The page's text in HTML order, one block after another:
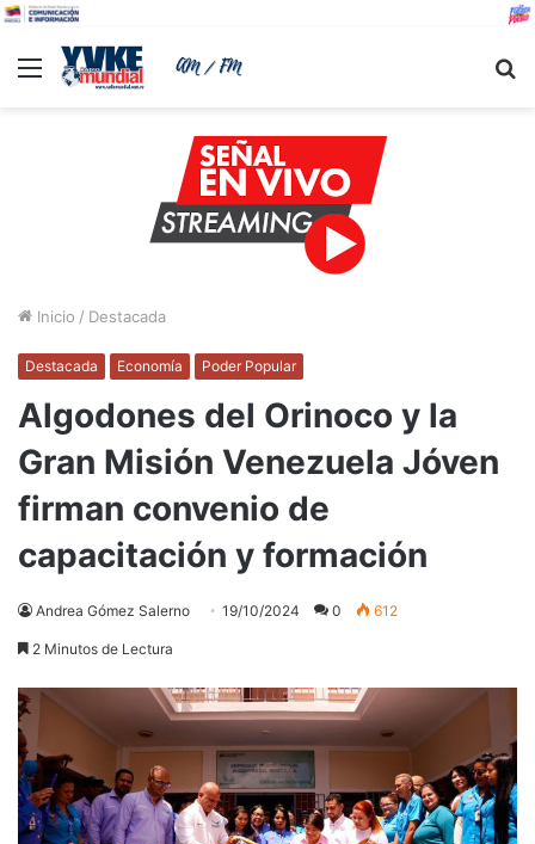
Menu
Inicio / Destacada
Destacada Economía Poder Popular
Algodones del Orinoco y la
Gran Misión Venezuela Jóven
firman convenio de
capacitación y formación
Andrea Gómez Salerno 19/10/2024 0 612
2 Minutos de Lectura